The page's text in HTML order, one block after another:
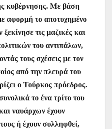
κυβέρνησης. Με βάση
αφορμή το αποτυχημένο
τις μαζικές και
του αντιπάλων,
τους σχέσεις με τον
από την πλευρά του
ο Τούρκος πρόεδρος.
το ένα τρίτο του
ναυάρχων έχουν
ή έχουν συλληφθεί,